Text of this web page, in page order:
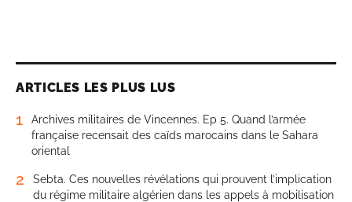
ARTICLES LES PLUS LUS
1
Archives militaires de Vincennes. Ep 5. Quand l’armée
française recensait des caïds marocains dans le Sahara
oriental
2
Sebta. Ces nouvelles révélations qui prouvent l’implication
du régime militaire algérien dans les appels à mobilisation